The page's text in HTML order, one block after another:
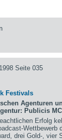
Seite 035
Festivals
Agenturen
Publicis
Erfolg
drei Gold-,